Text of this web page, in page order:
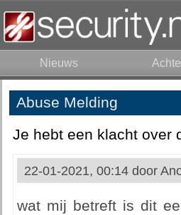
Nieuws
Abuse Melding
Je hebt een klacht over
22-01-2021, 00:14 door
wat mij betreft is dit